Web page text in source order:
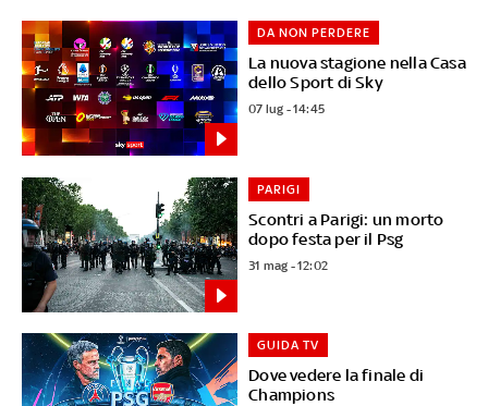
La nuova stagione nella Casa
dello Sport di Sky
DA NON PERDERE
07 lug - 14:45
Scontri a Parigi: un morto
dopo festa per il Psg
PARIGI
31 mag - 12:02
Dove vedere la finale di
Champions
GUIDA TV